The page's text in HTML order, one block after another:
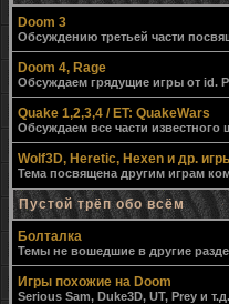
Doom 3
Обсуждению третьей части
Doom 4, Rage
Обсуждаем грядущие игры от id.
Quake 1,2,3,4 / ET: QuakeWars
Обсуждаем все части известного
Wolf3D, Heretic, Hexen и др.
Тема посвящена другим играм
Пустой трёп обо всём
Болталка
Темы не вошедшие в другие
Игры похожие на Doom
Serious Sam, Duke3D, UT, Prey и